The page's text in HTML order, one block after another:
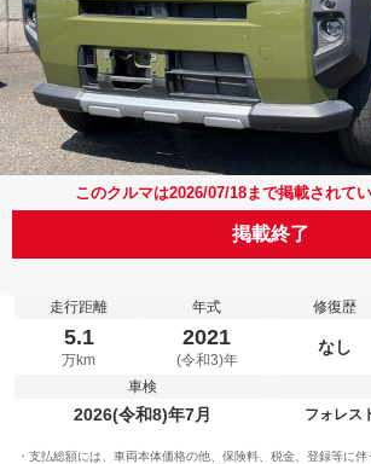
このクルマは2026/07/18まで掲載されてい
掲載終了
走行距離
5.1
万km
年式
2021
(令和3)年
修復歴
なし
車検
2026(令和8)年7月
フォレス
支払総額には、車両本体価格の他、保険料、税金、登録等に